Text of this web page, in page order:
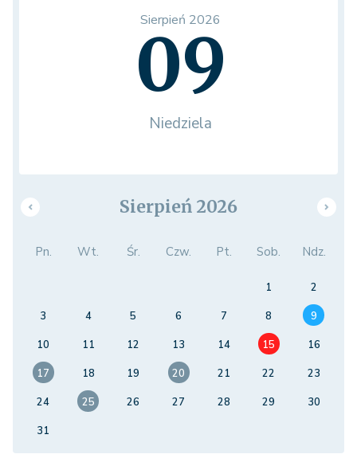
Sierpień 2026
09
Niedziela
Sierpień 2026
Pn. Wt. Śr. Czw. Pt. Sob. Ndz.
1
2
3
4 5 6 7 8
9
10
11 12 13 14 15
16
17
18 19 20 21 22
23
24
25 26 27 28 29
30
31